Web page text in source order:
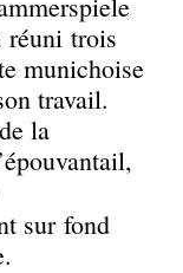
réuni trois
munichoise
travail.
la
sur fond